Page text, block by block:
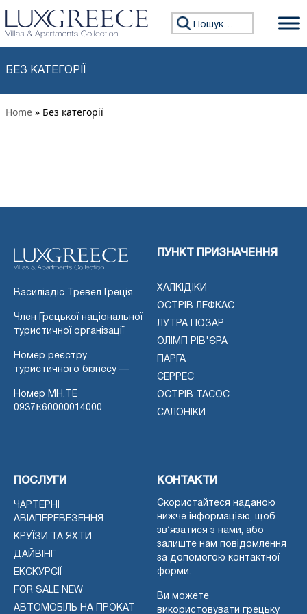
Перейти до змісту
Пошук:
БЕЗ КАТЕГОРІЇ
Home » Без категорії
Василіадіс Тревел Греція
Член Грецької національної
туристичної організації
Номер реєстру
туристичного бізнесу —
Номер MH.TE
0937Ε60000014000
ПУНКТ ПРИЗНАЧЕННЯ
ХАЛКІДІКИ
ОСТРІВ ЛЕФКАС
ЛУТРА ПОЗАР
ОЛІМП РІВ'ЄРА
ПАРГА
СЕРРЕС
ОСТРІВ ТАСОС
САЛОНІКИ
ПОСЛУГИ
ЧАРТЕРНІ
АВІАПЕРЕВЕЗЕННЯ
КРУЇЗИ ТА ЯХТИ
ДАЙВІНГ
ЕКСКУРСІЇ
FOR SALE NEW
АВТОМОБІЛЬ НА ПРОКАТ
КОНТАКТИ
Скористайтеся наданою
нижче інформацією, щоб
зв’язатися з нами, або
залиште нам повідомлення
за допомогою контактної
форми.
Ви можете
використовувати грецьку